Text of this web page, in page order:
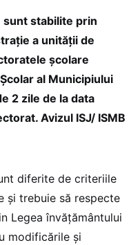
stabilite prin
a unității de
școlare
al Municipiului
2 zile de la data
Avizul ISJ/ ISMB
diferite de criteriile
și trebuie să respecte
Legea învățământului
modificările și